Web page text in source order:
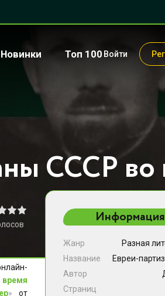
Новинки Топ 100 Войти
»
от
Информация
Жанр Разная
Название
Автор
Страниц